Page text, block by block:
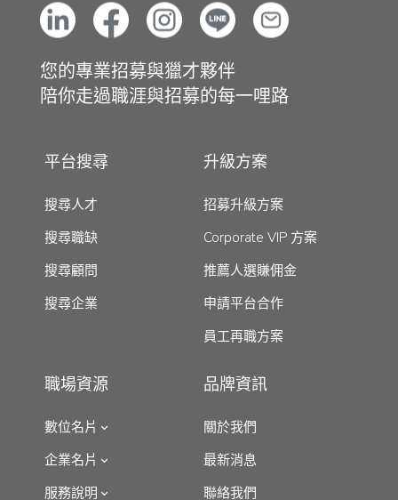
您的專業招募與獵才夥伴
陪你走過職涯與招募的每一哩路
平台搜尋
搜尋人才
搜尋職缺
搜尋顧問
搜尋企業
升級方案
招募升級方案
Corporate VIP 方案
推薦人選賺佣金
申請平台合作
員工再職方案
職場資源
數位名片
企業名片
服務說明
品牌資訊
關於我們
最新消息
聯絡我們